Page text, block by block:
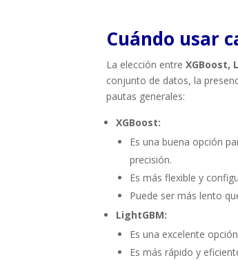
Cuándo usar
La elección entreXGBoost,
conjunto de datos, la
pautas generales:
XGBoost:
Es una buena opción
precisión.
Es más flexible y
Puede ser más lento
LightGBM:
Es una excelente
Es más rápido y